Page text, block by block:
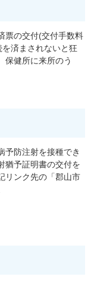
票の交付(交付手数料
済まされないと狂
保健所に来所のう
予防注射を接種でき
猶予証明書の交付を
リンク先の「郡山市